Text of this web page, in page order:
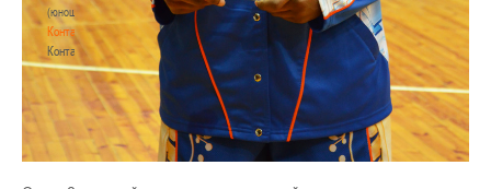
(юноши)
Контакты
Контакты